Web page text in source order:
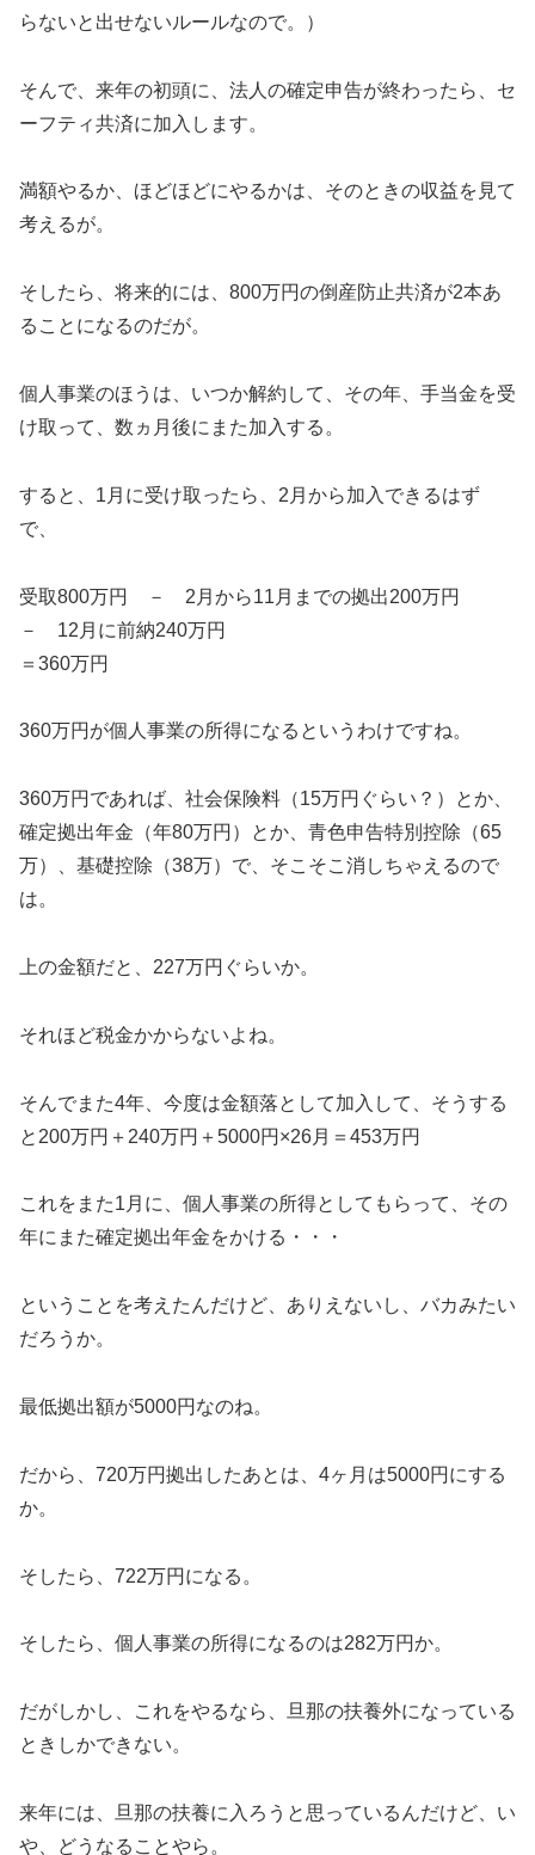
らないと出せないルールなので。）
そんで、来年の初頭に、法人の確定申告が終わったら、セ
ーフティ共済に加入します。
満額やるか、ほどほどにやるかは、そのときの収益を見て
考えるが。
そしたら、将来的には、800万円の倒産防止共済が2本あ
ることになるのだが。
個人事業のほうは、いつか解約して、その年、手当金を受
け取って、数ヵ月後にまた加入する。
すると、1月に受け取ったら、2月から加入できるはず
で、
受取800万円 － 2月から11月までの拠出200万円
－ 12月に前納240万円
＝360万円
360万円が個人事業の所得になるというわけですね。
360万円であれば、社会保険料（15万円ぐらい？）とか、
確定拠出年金（年80万円）とか、青色申告特別控除（65
万）、基礎控除（38万）で、そこそこ消しちゃえるので
は。
上の金額だと、227万円ぐらいか。
それほど税金かからないよね。
そんでまた4年、今度は金額落として加入して、そうする
と200万円＋240万円＋5000円×26月＝453万円
これをまた1月に、個人事業の所得としてもらって、その
年にまた確定拠出年金をかける・・・
ということを考えたんだけど、ありえないし、バカみたい
だろうか。
最低拠出額が5000円なのね。
だから、720万円拠出したあとは、4ヶ月は5000円にする
か。
そしたら、722万円になる。
そしたら、個人事業の所得になるのは282万円か。
だがしかし、これをやるなら、旦那の扶養外になっている
ときしかできない。
来年には、旦那の扶養に入ろうと思っているんだけど、い
や、どうなることやら。